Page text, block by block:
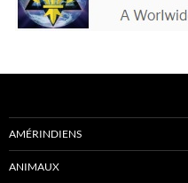
AMÉRINDIENS
ANIMAUX